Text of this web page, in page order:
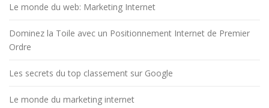
Le monde du web: Marketing Internet
Dominez la Toile avec un Positionnement Internet de Premier
Ordre
Les secrets du top classement sur Google
Le monde du marketing internet